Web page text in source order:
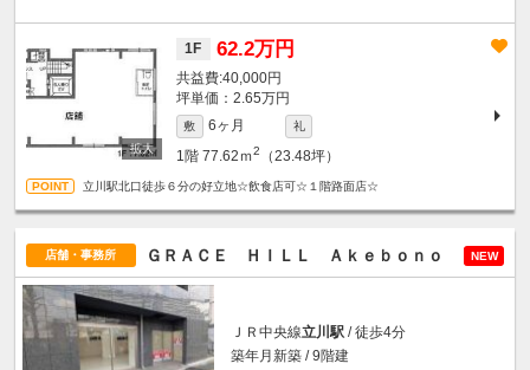
1F 62.2万円
40,000円
坪単価：2.65万円
敷 6ヶ月 礼
1階 77.62ｍ2 （23.48坪）
立川駅北口徒歩６分の好立地☆飲食店可☆１階路面店☆
店舗・事務所 ＧＲＡＣＥ ＨＩＬＬ Ａｋｅｂｏｎｏ NEW
ＪＲ中央線立川駅 / 徒歩4分
築年月新築 / 9階建